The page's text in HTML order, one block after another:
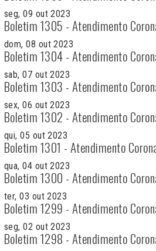
seg, 09 out 2023
Boletim 1305 - Atendimento
dom, 08 out 2023
Boletim 1304 - Atendimento
sab, 07 out 2023
Boletim 1303 - Atendimento
sex, 06 out 2023
Boletim 1302 - Atendimento
qui, 05 out 2023
Boletim 1301 - Atendimento
qua, 04 out 2023
Boletim 1300 - Atendimento
ter, 03 out 2023
Boletim 1299 - Atendimento
seg, 02 out 2023
Boletim 1298 - Atendimento